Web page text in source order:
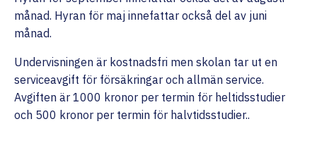
månad. Hyran för maj innefattar också del av juni
månad.
Undervisningen är kostnadsfri men skolan tar ut en
serviceavgift för försäkringar och allmän service.
Avgiften är 1000 kronor per termin för heltidsstudier
och 500 kronor per termin för halvtidsstudier..